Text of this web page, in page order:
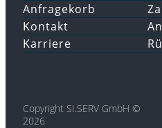
Anfragekorb
Kontakt
Karriere
Copyright SI.SERV GmbH ©
2026